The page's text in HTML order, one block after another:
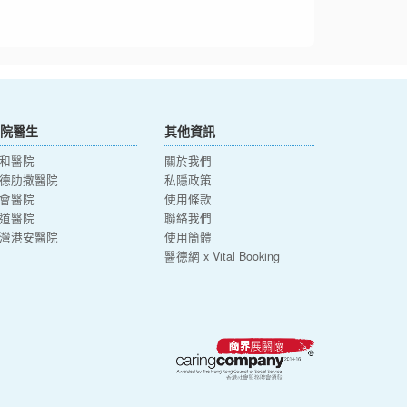
醫生
醫院
肋撒醫院
醫院
醫院
港安醫院
其他資訊
關於我們
私隱政策
使用條款
聯絡我們
使用簡體
醫德網 x Vital Booking